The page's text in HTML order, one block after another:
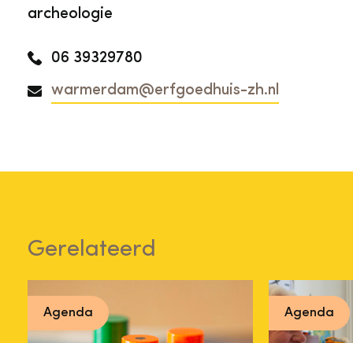
archeologie
06 39329780
warmerdam@erfgoedhuis-zh.nl
Gerelateerd
Agenda Agenda